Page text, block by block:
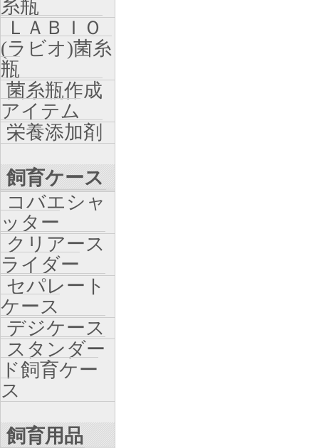
糸瓶
ＬＡＢＩＯ
(ラビオ)菌糸
瓶
菌糸瓶作成
アイテム
栄養添加剤
飼育ケース
コバエシャ
ッター
クリアース
ライダー
セパレート
ケース
デジケース
スタンダー
ド飼育ケー
ス
飼育用品